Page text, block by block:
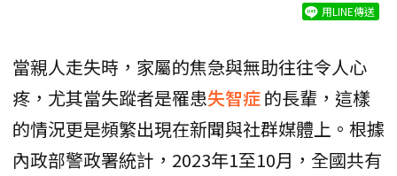
用LINE傳送
當親人走失時，家屬的焦急與無助往往令人心
疼，尤其當失蹤者是罹患失智症的長輩，這樣
的情況更是頻繁出現在新聞與社群媒體上。根據
內政部警政署統計，2023年1至10月，全國共有